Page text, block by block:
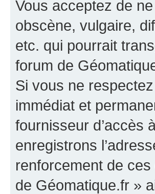
Vous acceptez de
obscène, vulgaire,
etc. qui pourrait
forum de
Si vous ne
immédiat et
fournisseur d’accès
enregistrons
renforcement de
de Géomatique.fr »